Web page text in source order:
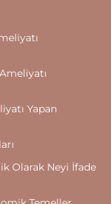
Yapan
Olarak Neyi İfade